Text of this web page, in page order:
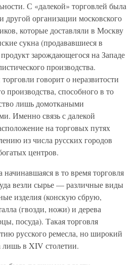
С «далекой» торговлей была
другой организации московского
которые доставляли в Москву
сукна (продававшиеся в
зарождающегося на Западе
производства.
говорит о неразвитости
производства, способного в то
лишь домоткаными
Именно связь с далекой
на торговых путях
из числа русских городов
центров.
в то время торговля
везли сырье — различные виды
изделия (конскую сбрую,
(гвозди, ножи) и дерева
посуда). Такая торговля
русского ремесла, но широкий
лишь в XIV столетии.